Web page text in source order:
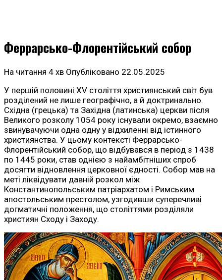
Феррарсько-Флорентійський собор
На читання 4 хв Опубліковано 22.05.2025
У першій половині XV століття християнський світ був
розділений не лише географічно, а й доктринально.
Східна (грецька) та Західна (латинська) церкви після
Великого розколу 1054 року існували окремо, взаємно
звинувачуючи одна одну у відхиленні від істинного
християнства. У цьому контексті Феррарсько-
Флорентійський собор, що відбувався в період з 1438
по 1445 роки, став однією з найамбітніших спроб
досягти відновлення церковної єдності. Собор мав на
меті ліквідувати давній розкол між
Константинопольським патріархатом і Римським
апостольським престолом, узгодивши суперечливі
догматичні положення, що століттями розділяли
християн Сходу і Заходу.